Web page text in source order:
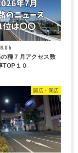
の種７月アクセス数
TOP１０
開店・閉店